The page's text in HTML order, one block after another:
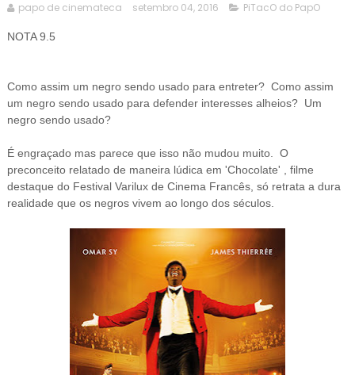
papo de cinemateca setembro 04, 2016 PiTacO do PapO
NOTA 9.5
Como assim um negro sendo usado para entreter? Como assim
um negro sendo usado para defender interesses alheios? Um
negro sendo usado?
É engraçado mas parece que isso não mudou muito. O
preconceito relatado de maneira lúdica em 'Chocolate' , filme
destaque do Festival Varilux de Cinema Francês, só retrata a dura
realidade que os negros vivem ao longo dos séculos.